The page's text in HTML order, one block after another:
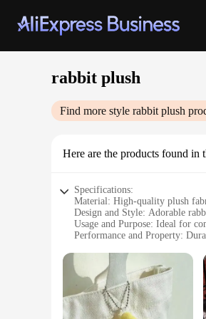
rabbit plush
Find more style rabbit plush
Here are the products found in
Specifications:
Material: High-quality plush
Design and Style: Adorable
Usage and Purpose: Ideal for
Performance and Property:
Quantity: Available in sets
Features:
**Comfort and Cuddle
Embrace the warmth and
comforting companion for all